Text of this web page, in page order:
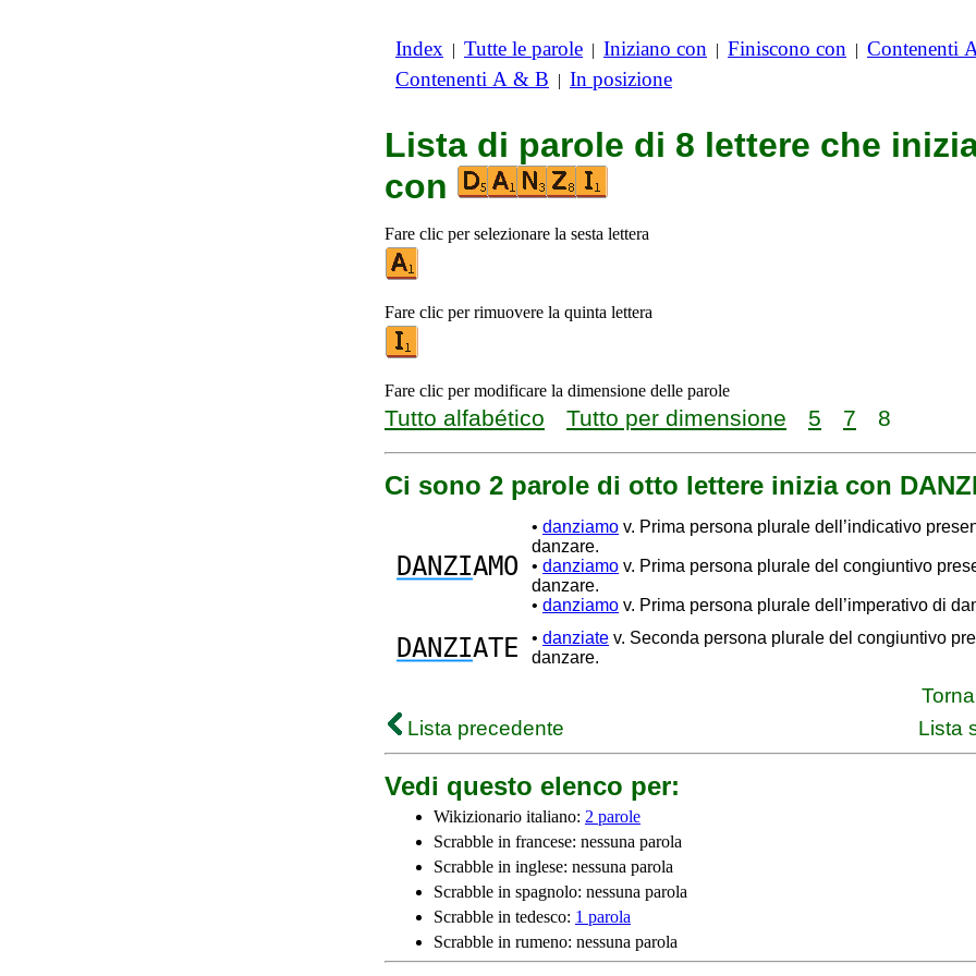
Index | Tutte le parole | Iniziano con | Finiscono con | Contenenti
Contenenti A & B | In posizione
Lista di parole di 8 lettere che
con
Fare clic per selezionare la sesta lettera
Fare clic per rimuovere la quinta lettera
Fare clic per modificare la dimensione delle parole
Tutto alfabético Tutto per dimensione 5 7 8
Ci sono 2 parole di otto lettere inizia con DANZI
DANZIAMO
• danziamo v. Prima persona plurale dell’indicativo
danzare.
• danziamo v. Prima persona plurale del congiuntivo
danzare.
• danziamo v. Prima persona plurale dell’imperativo di
DANZIATE • danziate v. Seconda persona plurale del congiuntivo
danzare.
Lista precedente
Lista
Vedi questo elenco per:
Wikizionario italiano: 2 parole
Scrabble in francese: nessuna parola
Scrabble in inglese: nessuna parola
Scrabble in spagnolo: nessuna parola
Scrabble in tedesco: 1 parola
Scrabble in rumeno: nessuna parola